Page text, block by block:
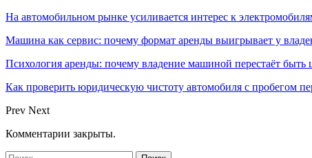
На автомобильном рынке усиливается интерес к
Машина как сервис: почему формат аренды выигрывает у
Психология аренды: почему владение машиной перестаёт быть
Как проверить юридическую чистоту автомобиля с пробегом
Prev Next
Комментарии закрыты.